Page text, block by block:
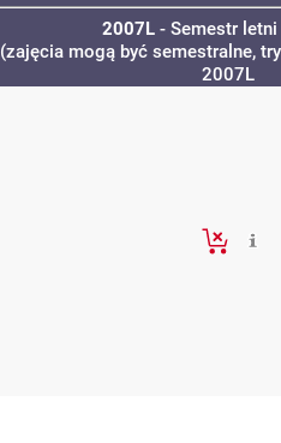
2007L - Semestr
(zajęcia mogą być semestralne,
2007L